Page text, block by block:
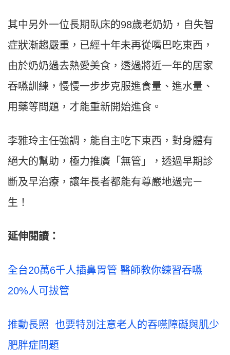
其中另外一位長期臥床的98歲老奶奶，自失智
症狀漸趨嚴重，已經十年未再從嘴巴吃東西，
由於奶奶過去熱愛美食，透過將近一年的居家
吞嚥訓練，慢慢一步步克服進食量、進水量、
用藥等問題，才能重新開始進食。
李雅玲主任強調，能自主吃下東西，對身體有
絕大的幫助，極力推廣「無管」，透過早期診
斷及早治療，讓年長者都能有尊嚴地過完ㄧ
生！
延伸閱讀：
全台20萬6千人插鼻胃管 醫師教你練習吞嚥
20%人可拔管
推動長照 也要特別注意老人的吞嚥障礙與肌少
肥胖症問題